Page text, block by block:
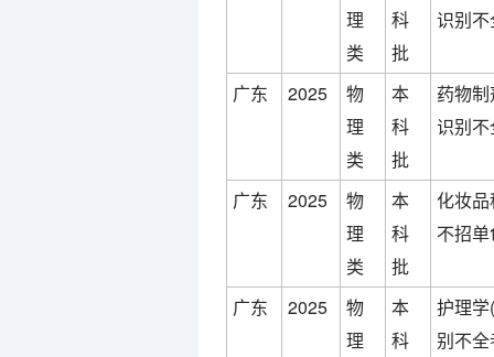
理
类
科
批
识别
广东 2025
物
理
类
本
科
批
药物
识别
广东 2025
物
理
类
本
科
批
化妆
不招
广东 2025
物
理
本
科
护理
别不